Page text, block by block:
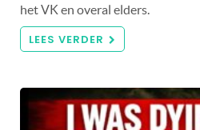
het VK en overal elders.
LEES VERDER